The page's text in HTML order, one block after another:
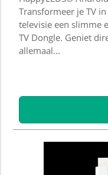
Transformeer je TV
televisie een slimme
TV Dongle. Geniet
allemaal...